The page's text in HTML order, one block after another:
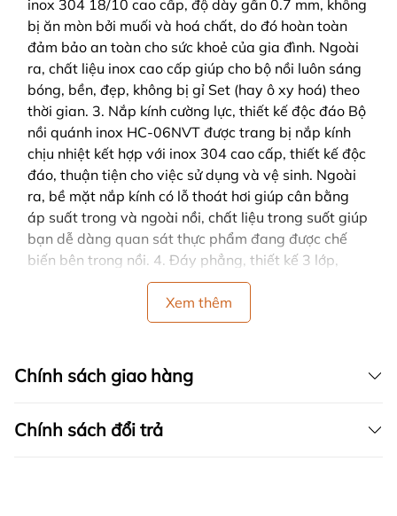
inox 304 18/10 cao cấp, độ dày gần 0.7 mm, không
bị ăn mòn bởi muối và hoá chất, do đó hoàn toàn
đảm bảo an toàn cho sức khoẻ của gia đình. Ngoài
ra, chất liệu inox cao cấp giúp cho bộ nồi luôn sáng
bóng, bền, đẹp, không bị gỉ Set (hay ô xy hoá) theo
thời gian. 3. Nắp kính cường lực, thiết kế độc đáo Bộ
nồi quánh inox HC-06NVT được trang bị nắp kính
chịu nhiệt kết hợp với inox 304 cao cấp, thiết kế độc
đáo, thuận tiện cho việc sử dụng và vệ sinh. Ngoài
ra, bề mặt nắp kính có lỗ thoát hơi giúp cân bằng
áp suất trong và ngoài nồi, chất liệu trong suốt giúp
bạn dễ dàng quan sát thực phẩm đang được chế
biến bên trong nồi. 4. Đáy phẳng, thiết kế 3 lớp,
dùng được tất cả các loại bếp Đáy nồi có cấu tạo 3
lớp: – Lớp inox 430 bên ngoài giúp hấp thu nhiệt từ
bếp gas bếp hồng ngoại hoặc năng lượng trực tiếp
phân tán nhiệt đều khắp đáy nồi – Lớp inox 304
trong cùng tiếp xúc trực tiếp với thức ăn, giúp đảm
tạo 3 đáy tiêu chuẩn, bộ 3 nồi inox Richard HC06-
Xem thêm
Chính sách giao hàng
Chính sách đổi trả